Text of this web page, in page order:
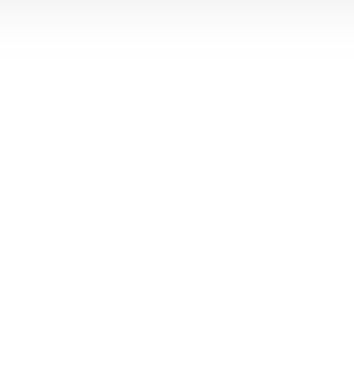
- 16-18, ско-рость резки